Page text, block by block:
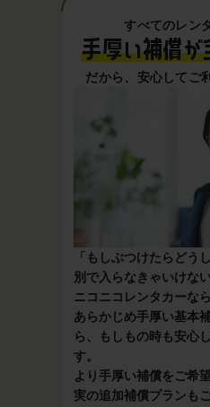
すべてのレン
手厚い補償が
だから、安心してご
「もしぶつけたらど
別で入らなきゃいけない
ニコニコレンタカーな
あらかじめ手厚い基本
ら、もしもの時も安心
す。
より手厚い補償をご希
実の追加補償プランも